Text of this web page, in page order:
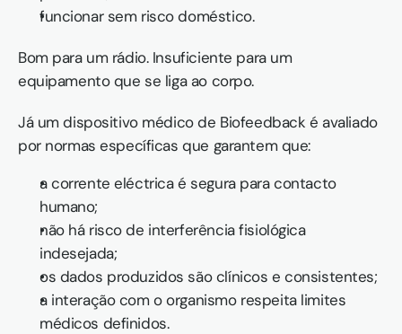
funcionar sem risco doméstico.
Bom para um rádio. Insuficiente para um
equipamento que se liga ao corpo.
Já um dispositivo médico de Biofeedback é avaliado
por normas específicas que garantem que:
a corrente eléctrica é segura para contacto
humano;
não há risco de interferência fisiológica
indesejada;
os dados produzidos são clínicos e consistentes;
a interação com o organismo respeita limites
médicos definidos.